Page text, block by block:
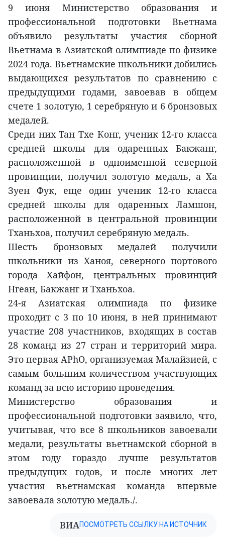
9 июня Министерство образования и
профессиональной подготовки Вьетнама
объявило результаты участия сборной
Вьетнама в Азиатской олимпиаде по физике
2024 года. Вьетнамские школьники добились
выдающихся результатов по сравнению с
предыдущими годами, завоевав в общем
счете 1 золотую, 1 серебряную и 6 бронзовых
медалей.
Среди них Тан Тхе Конг, ученик 12-го класса
средней школы для одаренных Бакжанг,
расположенной в одноименной северной
провинции, получил золотую медаль, а Ха
Зуен Фук, еще один ученик 12-го класса
средней школы для одаренных Ламшон,
расположенной в центральной провинции
Тханьхоа, получил серебряную медаль.
Шесть бронзовых медалей получили
школьники из Ханоя, северного портового
города Хайфон, центральных провинций
Нгеан, Бакжанг и Тханьхоа.
24-я Азиатская олимпиада по физике
проходит с 3 по 10 июня, в ней принимают
участие 208 участников, входящих в состав
28 команд из 27 стран и территорий мира.
Это первая APhO, организуемая Малайзией, с
самым большим количеством участвующих
команд за всю историю проведения.
Министерство образования и
профессиональной подготовки заявило, что,
учитывая, что все 8 школьников завоевали
медали, результаты вьетнамской сборной в
этом году гораздо лучше результатов
предыдущих годов, и после многих лет
участия вьетнамская команда впервые
завоевала золотую медаль./.
ВИАПОСМОТРЕТЬ ССЫЛКУ НА ИСТОЧНИК